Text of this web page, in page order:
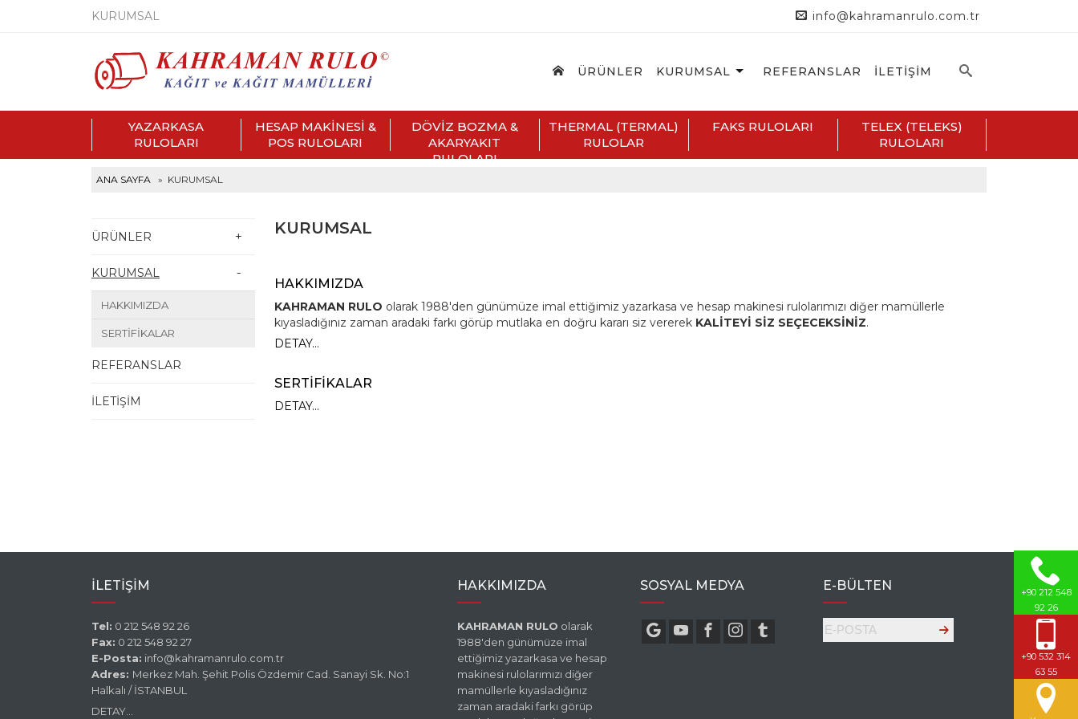
KURUMSAL info@kahramanrulo.com.tr
ÜRÜNLER KURUMSAL REFERANSLAR İLETİŞİM
YAZARKASA
RULOLARI
HESAP MAKİNESİ &
POS RULOLARI
DÖVİZ BOZMA &
AKARYAKIT
RULOLARI
THERMAL (TERMAL)
RULOLAR
FAKS RULOLARI
TELEX (TELEKS)
RULOLARI
ANA SAYFA » KURUMSAL
ÜRÜNLER +
+
KURUMSAL -
-
HAKKIMIZDA
SERTİFİKALAR
REFERANSLAR
İLETİŞİM
KURUMSAL
HAKKIMIZDA
KAHRAMAN RULO olarak 1988'den günümüze imal ettiğimiz yazarkasa ve hesap makinesi rulolarımızı diğer mamüllerle
kıyasladığınız zaman aradaki farkı görüp mutlaka en doğru kararı siz vererek KALİTEYİ SİZ SEÇECEKSİNİZ.
DETAY...
SERTİFİKALAR
DETAY...
İLETİŞİM
Tel: 0 212 548 92 26
Fax: 0 212 548 92 27
E-Posta: info@kahramanrulo.com.tr
Adres: Merkez Mah. Şehit Polis Özdemir Cad. Sanayi Sk. No:1
Halkalı / İSTANBUL
DETAY...
HAKKIMIZDA
KAHRAMAN RULO olarak
1988'den günümüze imal
ettiğimiz yazarkasa ve hesap
makinesi rulolarımızı diğer
mamüllerle kıyasladığınız
zaman aradaki farkı görüp
SOSYAL MEDYA E-BÜLTEN
+90 212 548
92 26
+90 532 314
63 55